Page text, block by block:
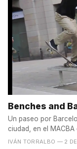
Benches and
Un paseo por
ciudad, en el
IVÁN TORRALBO — 2